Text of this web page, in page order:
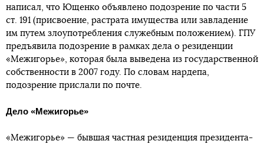
написал, что Ющенко объявлено подозрение по части 5
ст. 191 (присвоение, растрата имущества или завладение
им путем злоупотребления служебным положением). ГПУ
предъявила подозрение в рамках дела о резиденции
«Межигорье», которая была выведена из государственной
собственности в 2007 году. По словам нардепа,
подозрение прислали по почте.
Дело «Межигорье»
«Межигорье» — бывшая частная резиденция президента-